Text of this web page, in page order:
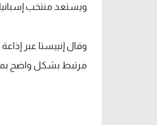
ويستعد منتخب إسبانيا
وقال إنييستا عبر
مرتبط بشكل واضح